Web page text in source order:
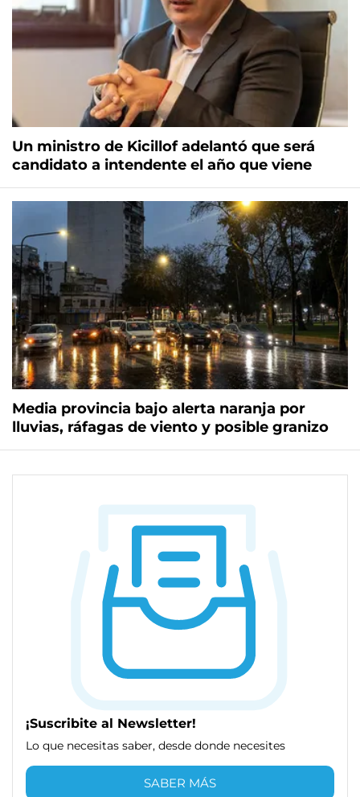
Un ministro de Kicillof adelantó que será
candidato a intendente el año que viene
Media provincia bajo alerta naranja por
lluvias, ráfagas de viento y posible granizo
¡Suscribite al Newsletter!
Lo que necesitas saber, desde donde necesites
SABER MÁS